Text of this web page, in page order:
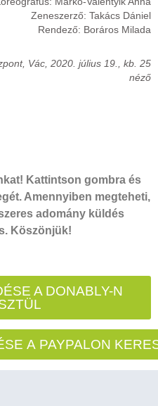
Zeneszerző: Takács Dániel
Rendező: Boráros Milada
Vác, 2020. július 19., kb. 25
néző
Kattintson gombra és
Amennyiben megteheti,
adomány küldés
Köszönjük!
A DONABLY-N
A PAYPALON